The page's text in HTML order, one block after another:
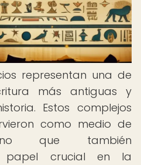
representan una de
más antiguas y
Estos complejos
como medio de
que también
papel crucial en la